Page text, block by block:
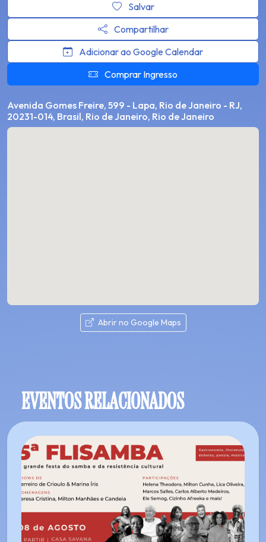
Salvar
Compartilhar
Adicionar ao Google Calendar
Comprar Ingresso
Avenida Gomes Freire, 599 - Lapa, Rio de Janeiro - RJ,
20231-014, Brasil, Rio de Janeiro, Rio de Janeiro
Abrir no Google Maps
EVENTOS RELACIONADOS